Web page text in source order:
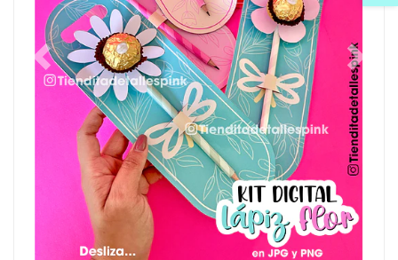
Previous Next